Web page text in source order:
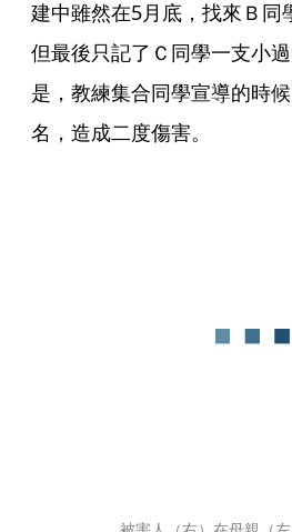
建中雖然在5月底，找來Ｂ同
但最後只記了Ｃ同學一支小
是，教練集合同學宣導的時
名，造成二度傷害。